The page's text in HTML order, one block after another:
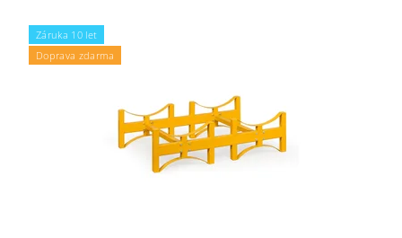
Záruka 10 let
Doprava zdarma